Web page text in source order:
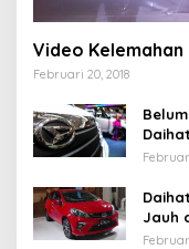
Video Kelemahan
Februari 20, 2018
Jauh